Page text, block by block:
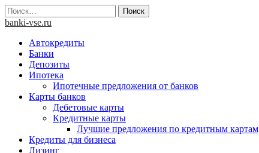
Skip
to
Найти:
banki-vse.ru
Автокредиты
Банки
Депозиты
Ипотека
Ипотечные предложения от банков
Карты банков
Дебетовые карты
Кредитные карты
Лучшие предложения по кредитным картам
Кредиты для бизнеса
Лизинг